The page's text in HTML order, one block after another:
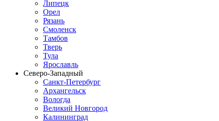
Липецк
Орел
Рязань
Смоленск
Тамбов
Тверь
Тула
Ярославль
Северо-Западный
Санкт-Петербург
Архангельск
Вологда
Великий Новгород
Калининград